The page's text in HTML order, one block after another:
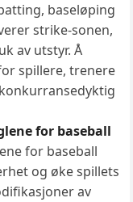
baseløping
strike-sonen,
av utstyr. Å
spillere, trenere
for baseball
for baseball
og øke spillets
av